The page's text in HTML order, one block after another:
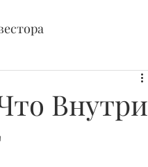
Промышленность
Внутри